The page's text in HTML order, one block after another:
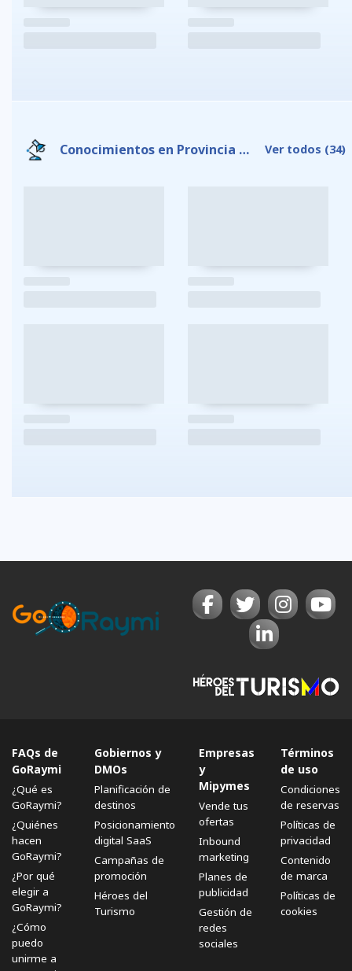
Conocimientos en Provincia de Galápagos Ver todos (34)
FAQs de
GoRaymi
¿Qué es
GoRaymi?
¿Quiénes
hacen
GoRaymi?
¿Por qué
elegir a
GoRaymi?
¿Cómo
puedo
unirme a
Gobiernos y
DMOs
Planificación de
destinos
Posicionamiento
digital SaaS
Campañas de
promoción
Héroes del
Turismo
Empresas
y
Mipymes
Vende tus
ofertas
Inbound
marketing
Planes de
publicidad
Gestión de
redes
sociales
Términos
de uso
Condiciones
de reservas
Políticas de
privacidad
Contenido
de marca
Políticas de
cookies